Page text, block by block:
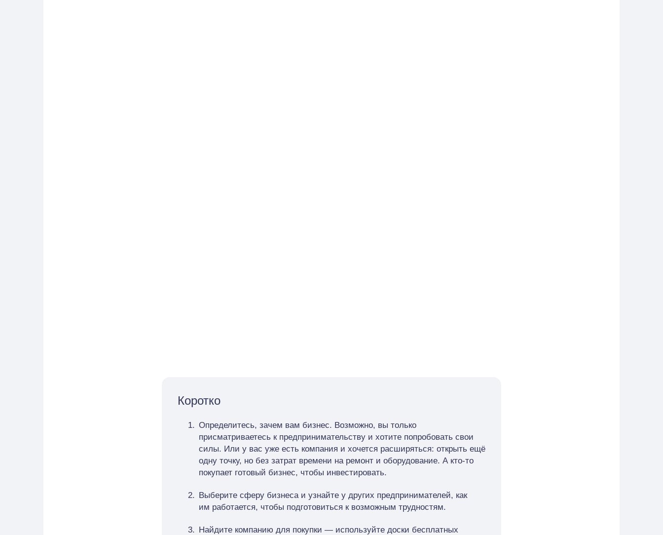
Коротко
Определитесь, зачем вам бизнес. Возможно, вы только
присматриваетесь к предпринимательству и хотите попробовать свои
силы. Или у вас уже есть компания и хочется расширяться: открыть ещё
одну точку, но без затрат времени на ремонт и оборудование. А кто-то
покупает готовый бизнес, чтобы инвестировать.
Выберите сферу бизнеса и узнайте у других предпринимателей, как
им работается, чтобы подготовиться к возможным трудностям.
Найдите компанию для покупки — используйте доски бесплатных